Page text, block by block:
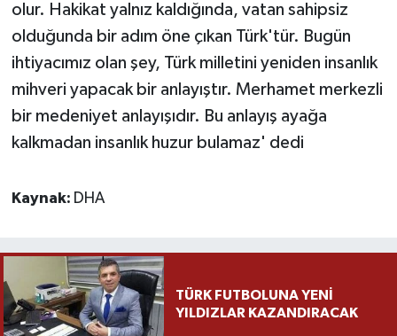
olur. Hakikat yalnız kaldığında, vatan sahipsiz
olduğunda bir adım öne çıkan Türk'tür. Bugün
ihtiyacımız olan şey, Türk milletini yeniden insanlık
mihveri yapacak bir anlayıştır. Merhamet merkezli
bir medeniyet anlayışıdır. Bu anlayış ayağa
kalkmadan insanlık huzur bulamaz' dedi
Kaynak: DHA
TÜRK FUTBOLUNA YENİ
YILDIZLAR KAZANDIRACAK